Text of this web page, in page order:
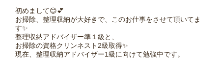
初めまして😊💕
お掃除、整理収納が大好きで、このお仕事をさせて頂いてま
す✨
整理収納アドバイザー準１級と、
お掃除の資格クリンネスト2級取得✨
現在、整理収納アドバイザー1級に向けて勉強中です。